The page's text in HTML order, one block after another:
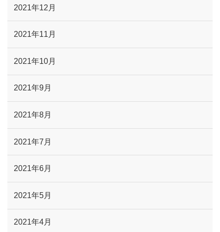
2021年12月
2021年11月
2021年10月
2021年9月
2021年8月
2021年7月
2021年6月
2021年5月
2021年4月